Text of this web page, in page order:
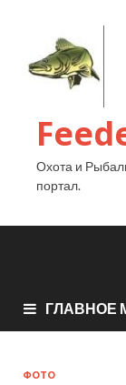
Охота и
портал.
ГЛАВНОЕ
ФОТО